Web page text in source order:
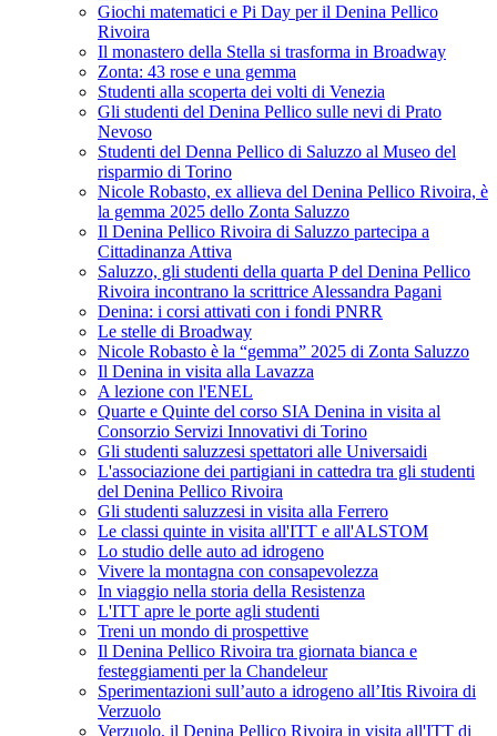
Giochi matematici e Pi Day per il Denina Pellico
Rivoira
Il monastero della Stella si trasforma in Broadway
Zonta: 43 rose e una gemma
Studenti alla scoperta dei volti di Venezia
Gli studenti del Denina Pellico sulle nevi di Prato
Nevoso
Studenti del Denna Pellico di Saluzzo al Museo del
risparmio di Torino
Nicole Robasto, ex allieva del Denina Pellico Rivoira, è
la gemma 2025 dello Zonta Saluzzo
Il Denina Pellico Rivoira di Saluzzo partecipa a
Cittadinanza Attiva
Saluzzo, gli studenti della quarta P del Denina Pellico
Rivoira incontrano la scrittrice Alessandra Pagani
Denina: i corsi attivati con i fondi PNRR
Le stelle di Broadway
Nicole Robasto è la “gemma” 2025 di Zonta Saluzzo
Il Denina in visita alla Lavazza
A lezione con l'ENEL
Quarte e Quinte del corso SIA Denina in visita al
Consorzio Servizi Innovativi di Torino
Gli studenti saluzzesi spettatori alle Universaidi
L'associazione dei partigiani in cattedra tra gli studenti
del Denina Pellico Rivoira
Gli studenti saluzzesi in visita alla Ferrero
Le classi quinte in visita all'ITT e all'ALSTOM
Lo studio delle auto ad idrogeno
Vivere la montagna con consapevolezza
In viaggio nella storia della Resistenza
L'ITT apre le porte agli studenti
Treni un mondo di prospettive
Il Denina Pellico Rivoira tra giornata bianca e
festeggiamenti per la Chandeleur
Sperimentazioni sull’auto a idrogeno all’Itis Rivoira di
Verzuolo
Verzuolo, il Denina Pellico Rivoira in visita all'ITT di